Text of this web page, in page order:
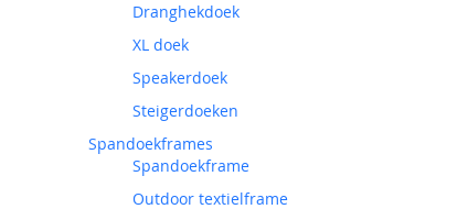
Dranghekdoek
XL doek
Speakerdoek
Steigerdoeken
Spandoekframes
Spandoekframe
Outdoor textielframe